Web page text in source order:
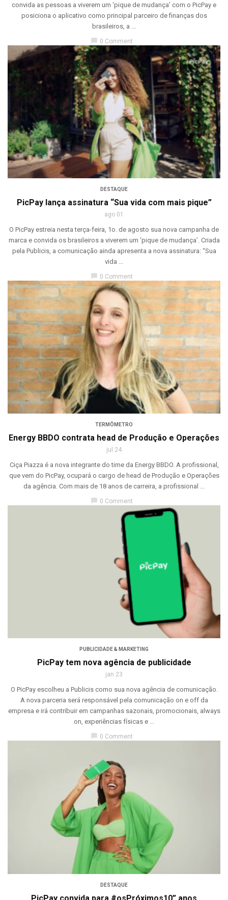
convida as pessoas a viverem um ‘pique de mudança’ com o PicPay e
posiciona o aplicativo como principal parceiro de finanças dos
brasileiros, a ...
0 Comment
DESTAQUE
PicPay lança assinatura “Sua vida com mais pique”
ago 01
O PicPay estreia nesta terça-feira, 1o. de agosto sua nova campanha de
marca e convida os brasileiros a viverem um ‘pique de mudança’. Criada
pela Publicis, a comunicação ainda apresenta a nova assinatura: “Sua
vida ...
0 Comment
TERMÔMETRO
Energy BBDO contrata head de Produção e Operações
jul 24
Ciça Piazza é a nova integrante do time da Energy BBDO. A profissional,
que vem do PicPay, ocupará o cargo de head de Produção e Operações
da agência. Com mais de 18 anos de carreira, a profissional ...
chat_bubble 0 Comment
PUBLICIDADE & MARKETING
PicPay tem nova agência de publicidade
jan 23
O PicPay escolheu a Publicis como sua nova agência de comunicação.
A nova parceria será responsável pela comunicação on e off da
empresa e irá contribuir em campanhas sazonais, promocionais, always
on, experiências físicas e ...
chat_bubble 0 Comment
DESTAQUE
PicPay convida para #osPróximos10” anos